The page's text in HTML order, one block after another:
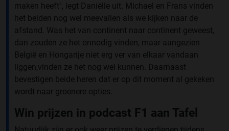
maken heeft'', legt Daniëlle uit. Michael en Frans vinden
het beiden nog wel meevallen als we kijken naar de
afstand. Was het van continent naar continent geweest,
dan zouden ze het onnodig vinden, maar aangezien
België en Hongarije niet erg ver van elkaar vandaan
liggen,vinden ze het nog wel kunnen. Daarnaast
bevestigen beide heren dat er op dit moment al gekeken
wordt naar groenere opties.
Win prijzen in podcast F1 aan Tafel